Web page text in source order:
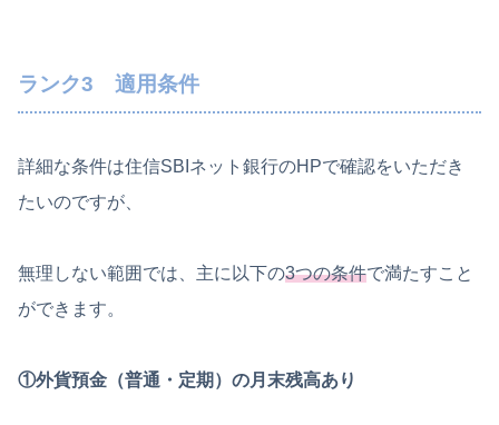
ランク3 適用条件
詳細な条件は住信SBIネット銀行のHPで確認をいただき
たいのですが、
無理しない範囲では、主に以下の3つの条件で満たすこと
ができます。
①外貨預金（普通・定期）の月末残高あり